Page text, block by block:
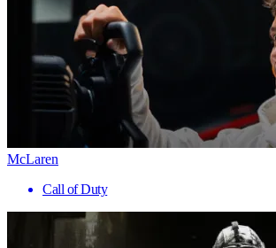
McLaren
Call of Duty